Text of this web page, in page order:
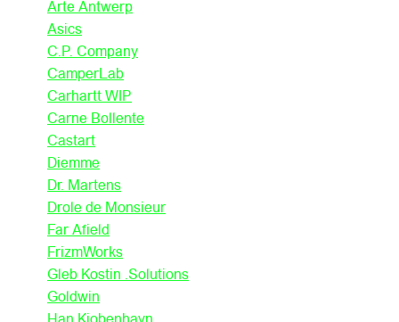
Arte Antwerp
Asics
C.P. Company
CamperLab
Carhartt WIP
Carne Bollente
Castart
Diemme
Dr. Martens
Drole de Monsieur
Far Afield
FrizmWorks
Gleb Kostin .Solutions
Goldwin